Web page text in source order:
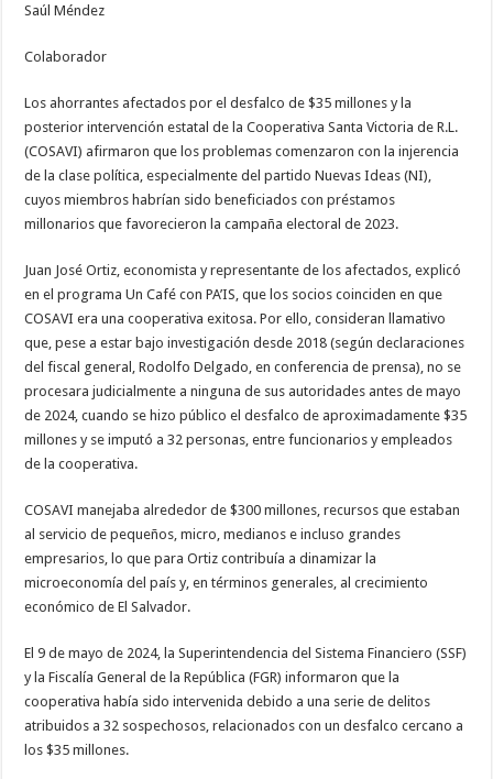
Saúl Méndez
Colaborador
Los ahorrantes afectados por el desfalco de $35 millones y la
posterior intervención estatal de la Cooperativa Santa Victoria de R.L.
(COSAVI) afirmaron que los problemas comenzaron con la injerencia
de la clase política, especialmente del partido Nuevas Ideas (NI),
cuyos miembros habrían sido beneficiados con préstamos
millonarios que favorecieron la campaña electoral de 2023.
Juan José Ortiz, economista y representante de los afectados, explicó
en el programa Un Café con PA’IS, que los socios coinciden en que
COSAVI era una cooperativa exitosa. Por ello, consideran llamativo
que, pese a estar bajo investigación desde 2018 (según declaraciones
del fiscal general, Rodolfo Delgado, en conferencia de prensa), no se
procesara judicialmente a ninguna de sus autoridades antes de mayo
de 2024, cuando se hizo público el desfalco de aproximadamente $35
millones y se imputó a 32 personas, entre funcionarios y empleados
de la cooperativa.
COSAVI manejaba alrededor de $300 millones, recursos que estaban
al servicio de pequeños, micro, medianos e incluso grandes
empresarios, lo que para Ortiz contribuía a dinamizar la
microeconomía del país y, en términos generales, al crecimiento
económico de El Salvador.
El 9 de mayo de 2024, la Superintendencia del Sistema Financiero (SSF)
y la Fiscalía General de la República (FGR) informaron que la
cooperativa había sido intervenida debido a una serie de delitos
atribuidos a 32 sospechosos, relacionados con un desfalco cercano a
los $35 millones.